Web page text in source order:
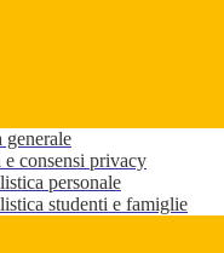
consensi privacy
personale
studenti e famiglie